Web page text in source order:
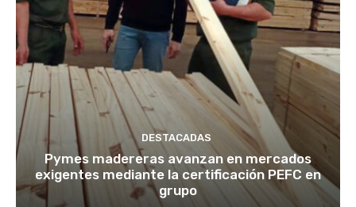
DESTACADAS
Pymes madereras avanzan en mercados
exigentes mediante la certificación PEFC en
grupo